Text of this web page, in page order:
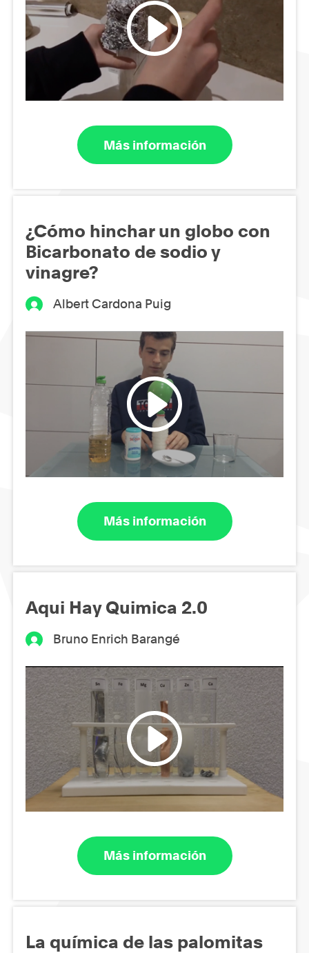
Más información
¿Cómo hinchar un globo con
Bicarbonato de sodio y
vinagre?
Albert Cardona Puig
Más información
Aqui Hay Quimica 2.0
Bruno Enrich Barangé
Más información
La química de las palomitas